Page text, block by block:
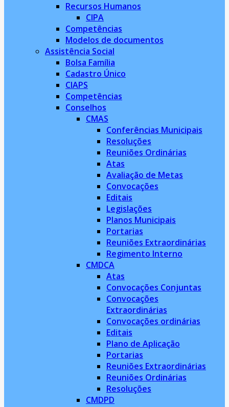
Recursos Humanos
CIPA
Competências
Modelos de documentos
Assistência Social
Bolsa Família
Cadastro Único
CIAPS
Competências
Conselhos
CMAS
Conferências Municipais
Resoluções
Reuniões Ordinárias
Atas
Avaliação de Metas
Convocações
Editais
Legislações
Planos Municipais
Portarias
Reuniões Extraordinárias
Regimento Interno
CMDCA
Atas
Convocações Conjuntas
Convocações
Extraordinárias
Convocações ordinárias
Editais
Plano de Aplicação
Portarias
Reuniões Extraordinárias
Reuniões Ordinárias
Resoluções
CMDPD